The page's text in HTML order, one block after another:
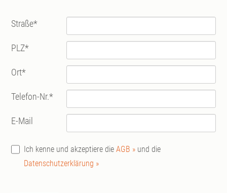
Straße*
PLZ*
Ort*
Telefon-Nr.*
E-Mail
Ich kenne und akzeptiere dieAGB » und die
Datenschutzerklärung »